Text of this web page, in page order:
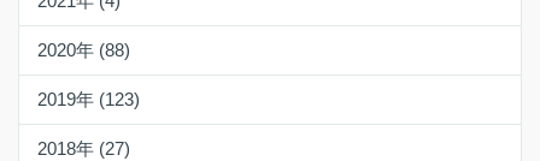
2020年 (88)
2019年 (123)
2018年 (27)